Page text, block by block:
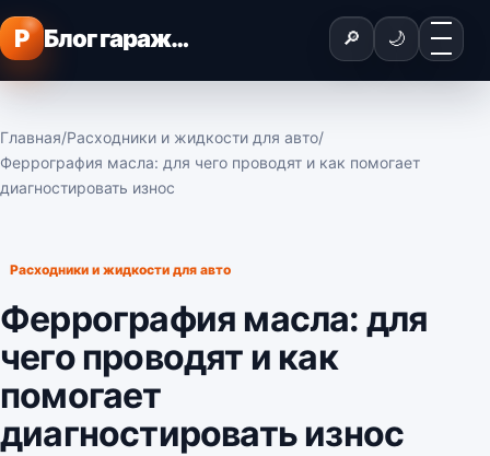
Перейти к содержимому
P Блог гаражного мастера 🔎 🌙 Меню
Главная/Расходники и жидкости для авто/
Феррография масла: для чего проводят и как помогает
диагностировать износ
Расходники и жидкости для авто
Феррография масла: для
чего проводят и как
помогает
диагностировать износ